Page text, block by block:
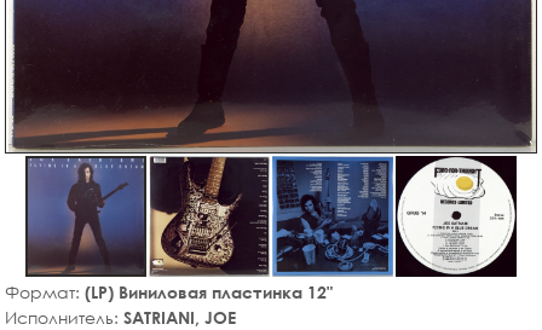
Формат: (LP) Виниловая пластинка 12"
Исполнитель: SATRIANI, JOE